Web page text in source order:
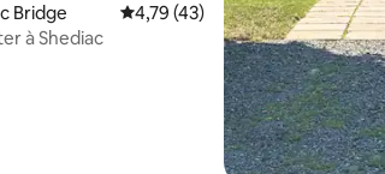
commentaires
Bridge Note moyenne de 4,79 sur 5,
4,79 (43)
à Shediac